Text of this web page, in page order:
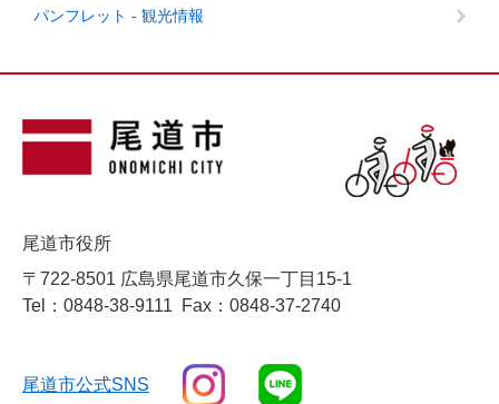
パンフレット - 観光情報
尾道市役所
〒722-8501 広島県尾道市久保一丁目15-1
Tel：0848-38-9111
Fax：0848-37-2740
尾道市公式SNS